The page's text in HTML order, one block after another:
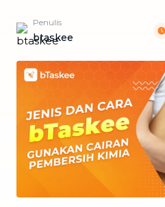
Penulis
btaskee